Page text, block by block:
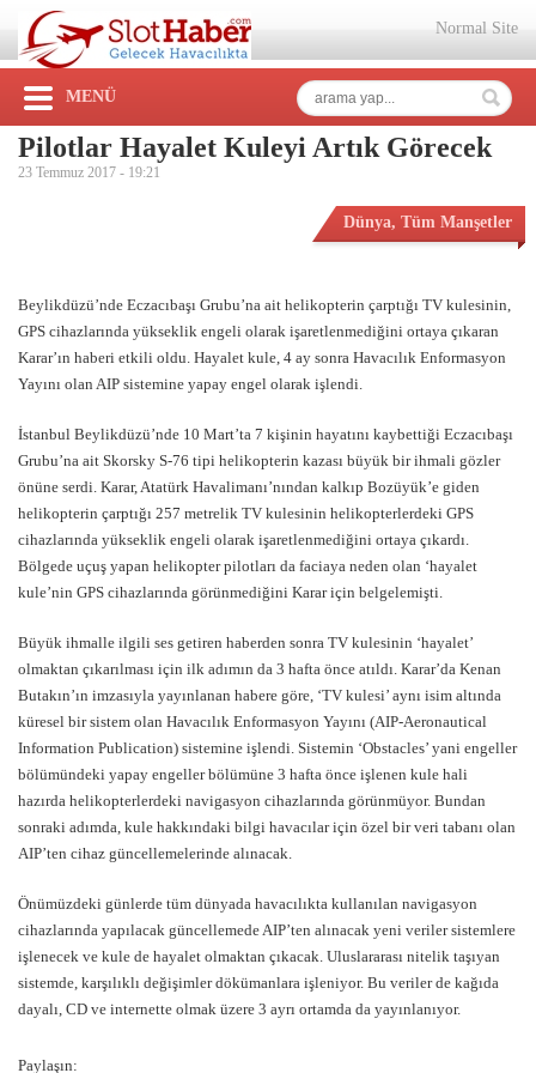
Normal Site
MENÜ
Pilotlar Hayalet Kuleyi Artık Görecek
23 Temmuz 2017 - 19:21
Dünya, Tüm Manşetler
Beylikdüzü’nde Eczacıbaşı Grubu’na ait helikopterin çarptığı TV kulesinin,
GPS cihazlarında yükseklik engeli olarak işaretlenmediğini ortaya çıkaran
Karar’ın haberi etkili oldu. Hayalet kule, 4 ay sonra Havacılık Enformasyon
Yayını olan AIP sistemine yapay engel olarak işlendi.
İstanbul Beylikdüzü’nde 10 Mart’ta 7 kişinin hayatını kaybettiği Eczacıbaşı
Grubu’na ait Skorsky S-76 tipi helikopterin kazası büyük bir ihmali gözler
önüne serdi. Karar, Atatürk Havalimanı’nından kalkıp Bozüyük’e giden
helikopterin çarptığı 257 metrelik TV kulesinin helikopterlerdeki GPS
cihazlarında yükseklik engeli olarak işaretlenmediğini ortaya çıkardı.
Bölgede uçuş yapan helikopter pilotları da faciaya neden olan ‘hayalet
kule’nin GPS cihazlarında görünmediğini Karar için belgelemişti.
Büyük ihmalle ilgili ses getiren haberden sonra TV kulesinin ‘hayalet’
olmaktan çıkarılması için ilk adımın da 3 hafta önce atıldı. Karar’da Kenan
Butakın’ın imzasıyla yayınlanan habere göre, ‘TV kulesi’ aynı isim altında
küresel bir sistem olan Havacılık Enformasyon Yayını (AIP-Aeronautical
Information Publication) sistemine işlendi. Sistemin ‘Obstacles’ yani engeller
bölümündeki yapay engeller bölümüne 3 hafta önce işlenen kule hali
hazırda helikopterlerdeki navigasyon cihazlarında görünmüyor. Bundan
sonraki adımda, kule hakkındaki bilgi havacılar için özel bir veri tabanı olan
AIP’ten cihaz güncellemelerinde alınacak.
Önümüzdeki günlerde tüm dünyada havacılıkta kullanılan navigasyon
cihazlarında yapılacak güncellemede AIP’ten alınacak yeni veriler sistemlere
işlenecek ve kule de hayalet olmaktan çıkacak. Uluslararası nitelik taşıyan
sistemde, karşılıklı değişimler dökümanlara işleniyor. Bu veriler de kağıda
dayalı, CD ve internette olmak üzere 3 ayrı ortamda da yayınlanıyor.
Paylaşın: